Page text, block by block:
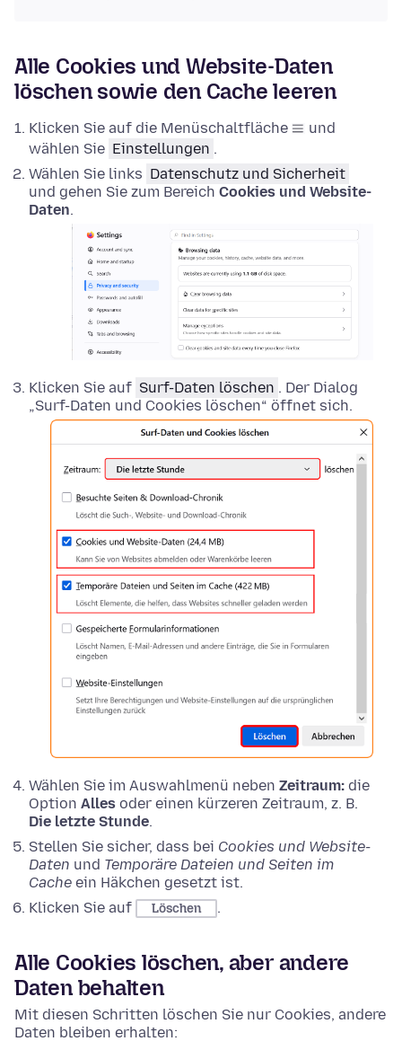
Alle Cookies und Website-Daten
löschen sowie den Cache leeren
Klicken Sie auf die Menüschaltfläche
und
wählen Sie Einstellungen .
Wählen Sie links Datenschutz und Sicherheit
und gehen Sie zum Bereich Cookies und Website-
Daten.
Klicken Sie auf Surf-Daten löschen . Der Dialog
„Surf-Daten und Cookies löschen“ öffnet sich.
Wählen Sie im Auswahlmenü neben Zeitraum: die
Option Alles oder einen kürzeren Zeitraum, z. B.
Die letzte Stunde.
Stellen Sie sicher, dass bei Cookies und Website-
Daten und Temporäre Dateien und Seiten im
Cache ein Häkchen gesetzt ist.
Klicken Sie auf
Löschen .
Alle Cookies löschen, aber andere
Daten behalten
Mit diesen Schritten löschen Sie nur Cookies, andere
Daten bleiben erhalten: